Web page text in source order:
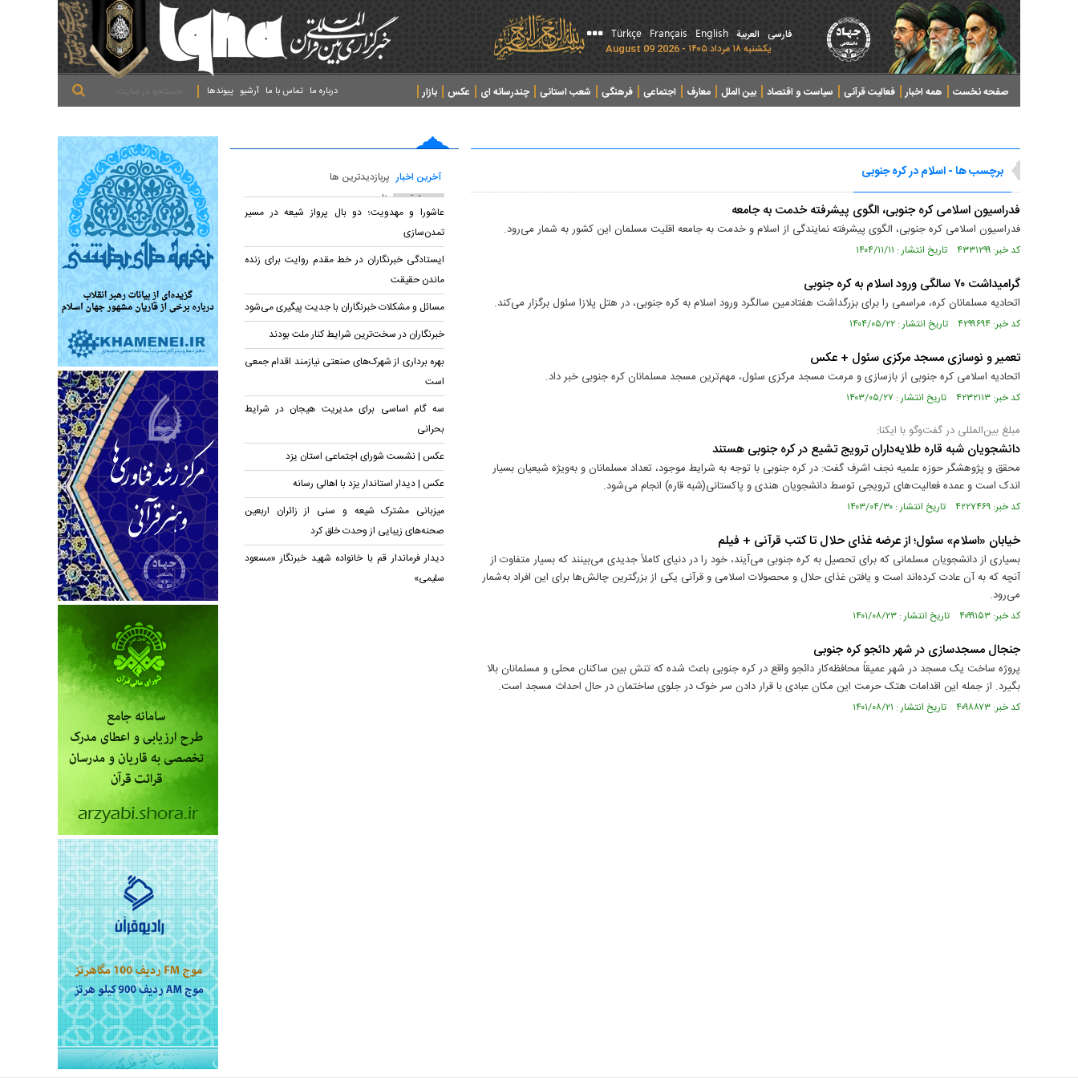
فارسی العربیة English
Français
Türkçe
يکشنبه ۱۸ مرداد ۱۴۰۵ - 2026 August 09
صفحه نخست همه اخبار فعالیت قرآنی سیاست و اقتصاد بین الملل معارف اجتماعی فرهنگی شعب استانی چندرسانه ای عکس
بازار
پیوندها آرشیو تماس با ما درباره ما
برچسب ها - اسلام در کره جنوبی
فدراسیون اسلامی کره جنوبی، الگوی پیشرفته‌ خدمت به جامعه
فدراسیون اسلامی کره جنوبی، الگوی پیشرفته‌ نمایندگی از اسلام و خدمت به جامعه اقلیت مسلمان این کشور به شمار می‌رود.
کد خبر: ۴۳۳۱۲۹۹ تاریخ انتشار : ۱۴۰۴/۱۱/۱۱
گرامیداشت ۷۰ سالگی ورود اسلام به کره جنوبی
اتحادیه مسلمانان کره، مراسمی را برای بزرگداشت هفتادمین سالگرد ورود اسلام به کره جنوبی، در هتل پلازا سئول برگزار می‌کند.
کد خبر: ۴۲۹۹۶۹۴ تاریخ انتشار : ۱۴۰۴/۰۵/۲۲
تعمیر و نوسازی مسجد مرکزی سئول + عکس
اتحادیه اسلامی کره جنوبی از بازسازی و مرمت مسجد مرکزی سئول، مهم‌ترین مسجد مسلمانان کره جنوبی خبر داد.
کد خبر: ۴۲۳۲۱۱۳ تاریخ انتشار : ۱۴۰۳/۰۵/۲۷
مبلغ بین‌المللی در گفت‌وگو با ایکنا:
دانشجویان شبه قاره طلایه‌داران ترویج تشیع در کره جنوبی هستند
محقق و پژوهشگر حوزه علمیه نجف اشرف گفت: در کره جنوبی با توجه به شرایط موجود، تعداد مسلمانان و به‌ویژه شیعیان بسیار
اندک است و عمده فعالیت‌های ترویجی توسط دانشجویان هندی و پاکستانی(شبه قاره) انجام می‌شود.
کد خبر: ۴۲۲۷۴۶۹ تاریخ انتشار : ۱۴۰۳/۰۴/۳۰
خیابان «اسلام» سئول؛ از عرضه غذای حلال تا کتب قرآنی + فیلم
بسیاری از دانشجویان مسلمانی که برای تحصیل به کره جنوبی می‌آیند، خود را در دنیای کاملاً جدیدی می‌بینند که بسیار متفاوت از
آنچه که به آن عادت کرده‌اند است و یافتن غذای حلال و محصولات اسلامی و قرآنی یکی از بزرگترین چالش‌ها برای این افراد به‌شمار
می‌رود.
کد خبر: ۴۰۹۹۱۵۳ تاریخ انتشار : ۱۴۰۱/۰۸/۲۳
جنجال مسجدسازی در شهر دائجو کره جنوبی
پروژه ساخت یک مسجد در شهر عمیقاً محافظه‌کار دائجو واقع در کره جنوبی باعث شده که تنش بین ساکنان محلی و مسلمانان بالا
بگیرد. از جمله این اقدامات هتک حرمت این مکان عبادی با قرار دادن سر خوک در جلوی ساختمان در حال احداث مسجد است.
کد خبر: ۴۰۹۸۸۷۳ تاریخ انتشار : ۱۴۰۱/۰۸/۲۱
آخرین اخبار پربازدیدترین ها
پربحث ترین عناوین
عاشورا و مهدویت؛ دو بال پرواز شیعه در مسیر
تمدن‌سازی
ایستادگی خبرنگاران در خط مقدم روایت برای زنده
ماندن حقیقت
مسائل و مشکلات خبرنگاران با جدیت پیگیری می‌شود
خبرنگاران در سخت‌ترین شرایط کنار ملت بودند
بهره برداری از شهرک‌های صنعتی نیازمند اقدام جمعی
است
سه گام اساسی برای مدیریت هیجان در شرایط
بحرانی
عکس | نشست شورای اجتماعی استان یزد
عکس | دیدار استاندار یزد با اهالی رسانه
میزبانی مشترک شیعه و سنی از زائران اربعین
صحنه‌های زیبایی از وحدت خلق کرد
دیدار فرماندار قم با خانواده شهید خبرنگار «مسعود
سلیمی»